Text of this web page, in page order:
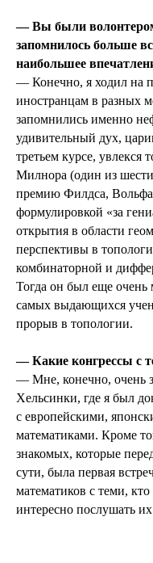
— Вы были
запомнилось больше
наибольшее
— Конечно, я ходил на
иностранцам в разных
запомнились именно
удивительный дух,
третьем курсе, увлекся
Милнора (один из
премию Филдса,
формулировкой «за
открытия в области
перспективы в
комбинаторной и
Тогда он был еще
самых выдающихся
прорыв в топологии.
— Какие конгрессы с
— Мне, конечно, очень
Хельсинки, где я был
с европейскими,
математиками. Кроме
знакомых, которые
сути, была первая
математиков с теми,
интересно послушать